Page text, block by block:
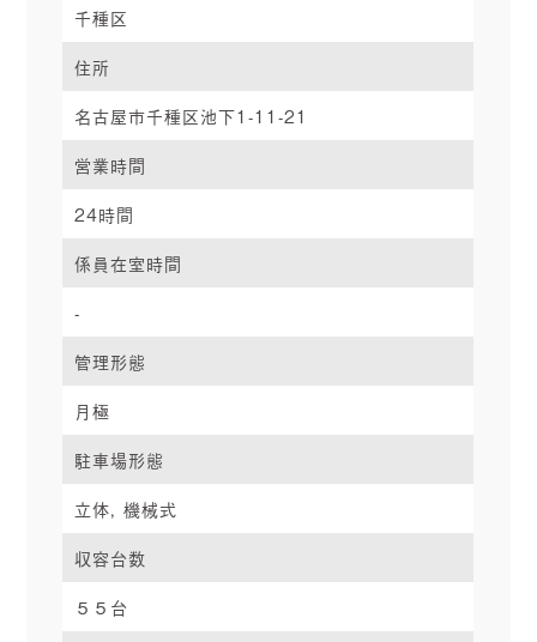
千種区
住所
名古屋市千種区池下1-11-21
営業時間
24時間
係員在室時間
-
管理形態
月極
駐車場形態
立体, 機械式
収容台数
５５台